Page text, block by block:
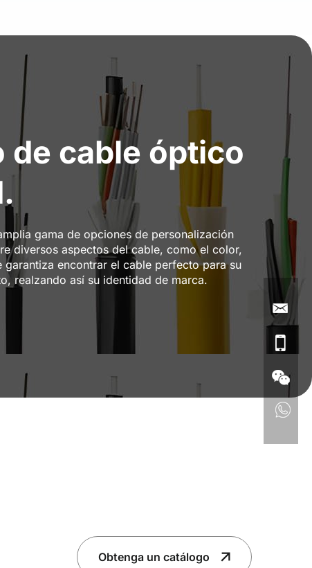
de cable óptico
gama de opciones de personalización
diversos aspectos del cable, como el color,
encontrar el cable perfecto para su
realzando así su identidad de marca.
Obtenga un catálogo